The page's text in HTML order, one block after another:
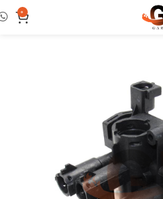
0